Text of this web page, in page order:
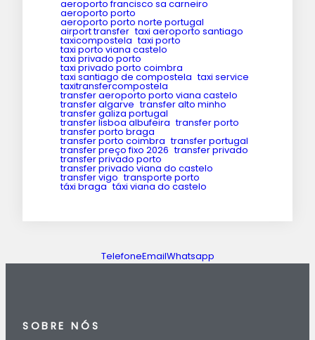
aeroporto francisco sa carneiro
aeroporto porto
aeroporto porto norte portugal
airport transfer taxi aeroporto santiago
taxicompostela taxi porto
taxi porto viana castelo
taxi privado porto
taxi privado porto coimbra
taxi santiago de compostela taxi service
taxitransfercompostela
transfer aeroporto porto viana castelo
transfer algarve transfer alto minho
transfer galiza portugal
transfer lisboa albufeira transfer porto
transfer porto braga
transfer porto coimbra transfer portugal
transfer preço fixo 2026 transfer privado
transfer privado porto
transfer privado viana do castelo
transfer vigo transporte porto
táxi braga táxi viana do castelo
TelefoneEmailWhatsapp
SOBRE NÓS